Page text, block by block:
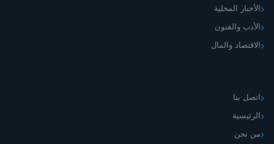
الأخبار المحلية
الأدب والفنون
الاقتصاد والمال
اتصل بنا
الرئيسية
من نحن